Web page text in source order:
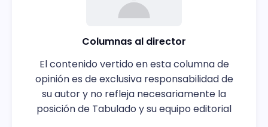
Columnas al director
El contenido vertido en esta columna de
opinión es de exclusiva responsabilidad de
su autor y no refleja necesariamente la
posición de Tabulado y su equipo editorial